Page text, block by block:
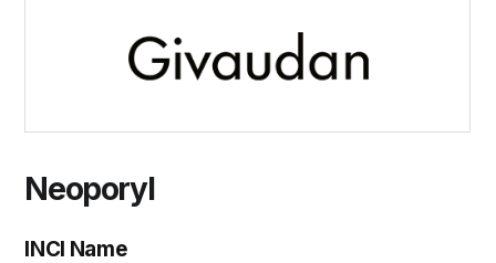
Neoporyl
INCI Name